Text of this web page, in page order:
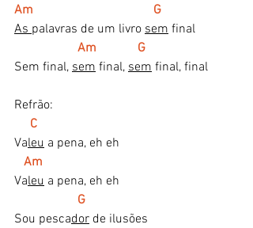
Am                                      G
As palavras de um livro sem final
   Am             G
Sem final, sem final, sem final, final
Refrão:
C
Valeu a pena, eh eh
  Am
Valeu a pena, eh eh
  G
Sou pescador de ilusões